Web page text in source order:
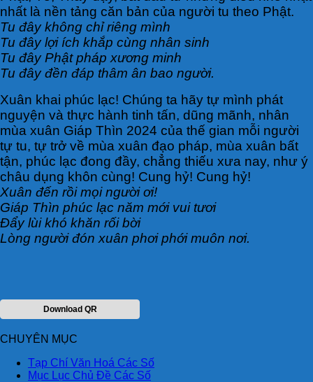
nhất là nền tảng căn bản của người tu theo Phật.
Tu đây không chỉ riêng mình
Tu đây lợi ích khắp cùng nhân sinh
Tu đây Phật pháp xương minh
Tu đây đền đáp thâm ân bao người.
Xuân khai phúc lạc! Chúng ta hãy tự mình phát
nguyện và thực hành tinh tấn, dũng mãnh, nhân
mùa xuân Giáp Thìn 2024 của thế gian mỗi người
tự tu, tự trở về mùa xuân đạo pháp, mùa xuân bất
tận, phúc lạc đong đầy, chẳng thiếu xưa nay, như ý
châu dụng khôn cùng! Cung hỷ! Cung hỷ!
Xuân đến rồi mọi người ơi!
Giáp Thìn phúc lạc năm mới vui tươi
Đẩy lùi khó khăn rối bời
Lòng người đón xuân phơi phới muôn nơi.
Download QR
CHUYÊN MỤC
Tạp Chí Văn Hoá Các Số
Mục Lục Chủ Đề Các Số